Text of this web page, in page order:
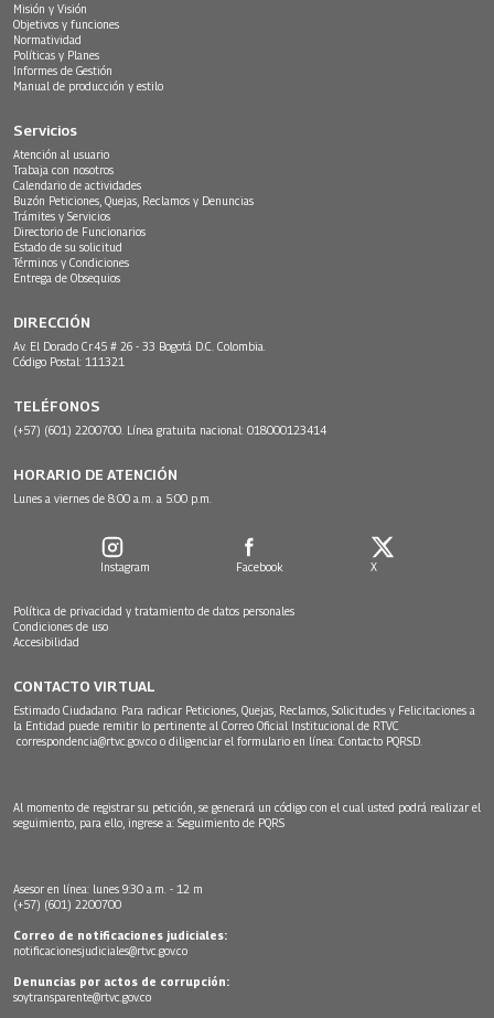
Misión y Visión
Objetivos y funciones
Normatividad
Políticas y Planes
Informes de Gestión
Manual de producción y estilo
Servicios
Atención al usuario
Trabaja con nosotros
Calendario de actividades
Buzón Peticiones, Quejas, Reclamos y Denuncias
Trámites y Servicios
Directorio de Funcionarios
Estado de su solicitud
Términos y Condiciones
Entrega de Obsequios
DIRECCIÓN
Av. El Dorado Cr.45 # 26 - 33 Bogotá D.C. Colombia.
Código Postal: 111321
TELÉFONOS
(+57) (601) 2200700. Línea gratuita nacional: 018000123414
HORARIO DE ATENCIÓN
Lunes a viernes de 8:00 a.m. a 5:00 p.m.
Instagram Facebook X
Política de privacidad y tratamiento de datos personales
Condiciones de uso
Accesibilidad
CONTACTO VIRTUAL
Estimado Ciudadano: Para radicar Peticiones, Quejas, Reclamos, Solicitudes y Felicitaciones a
la Entidad puede remitir lo pertinente al Correo Oficial Institucional de RTVC
correspondencia@rtvc.gov.co o diligenciar el formulario en línea: Contacto PQRSD.
Al momento de registrar su petición, se generará un código con el cual usted podrá realizar el
seguimiento, para ello, ingrese a: Seguimiento de PQRS
Asesor en línea: lunes 9:30 a.m. - 12 m
(+57) (601) 2200700
Correo de notificaciones judiciales:
notificacionesjudiciales@rtvc.gov.co
Denuncias por actos de corrupción:
soytransparente@rtvc.gov.co